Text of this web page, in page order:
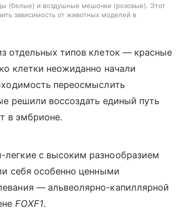
(белые) и воздушные мешочки (розовые). Этот
зависимость от животных моделей в
отдельных типов клеток — красные
клетки неожиданно начали
переосмыслить
решили воссоздать единый путь
в эмбрионе.
с высоким разнообразием
себя особенно ценными
— альвеолярно-капиллярной
FOXF1.